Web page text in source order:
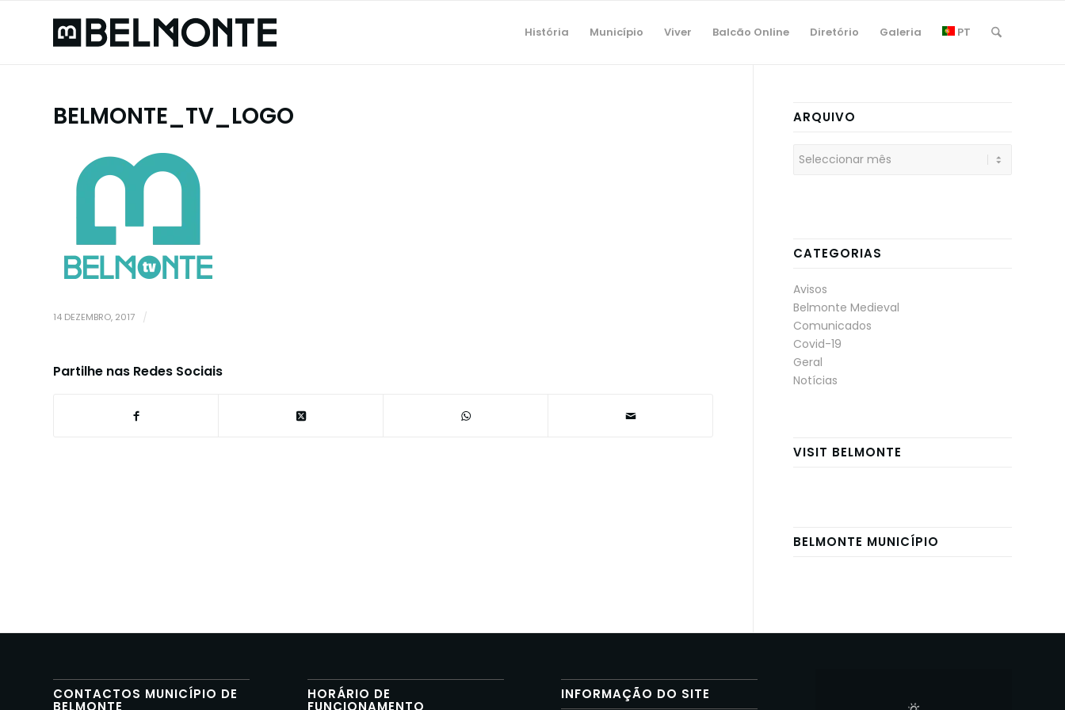
História Município Viver Balcão Online Diretório Galeria PT
BELMONTE_TV_LOGO
14 DEZEMBRO, 2017 /
Partilhe nas Redes Sociais
ARQUIVO
CATEGORIAS
Avisos
Belmonte Medieval
Comunicados
Covid-19
Geral
Notícias
VISIT BELMONTE
BELMONTE MUNICÍPIO
CONTACTOS MUNICÍPIO DE
BELMONTE
HORÁRIO DE
FUNCIONAMENTO
INFORMAÇÃO DO SITE